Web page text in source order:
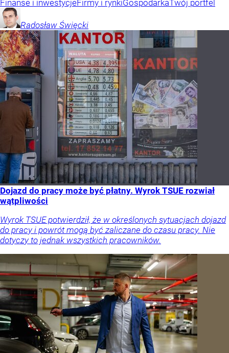
Finanse i inwestycjeFirmy i rynkiGospodarkaTwój portfel
Radosław Święcki
Dojazd do pracy może być płatny. Wyrok TSUE rozwiał
wątpliwości
Wyrok TSUE potwierdził, że w określonych sytuacjach dojazd
do pracy i powrót mogą być zaliczane do czasu pracy. Nie
dotyczy to jednak wszystkich pracowników.